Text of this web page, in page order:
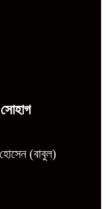
(বাবুল)